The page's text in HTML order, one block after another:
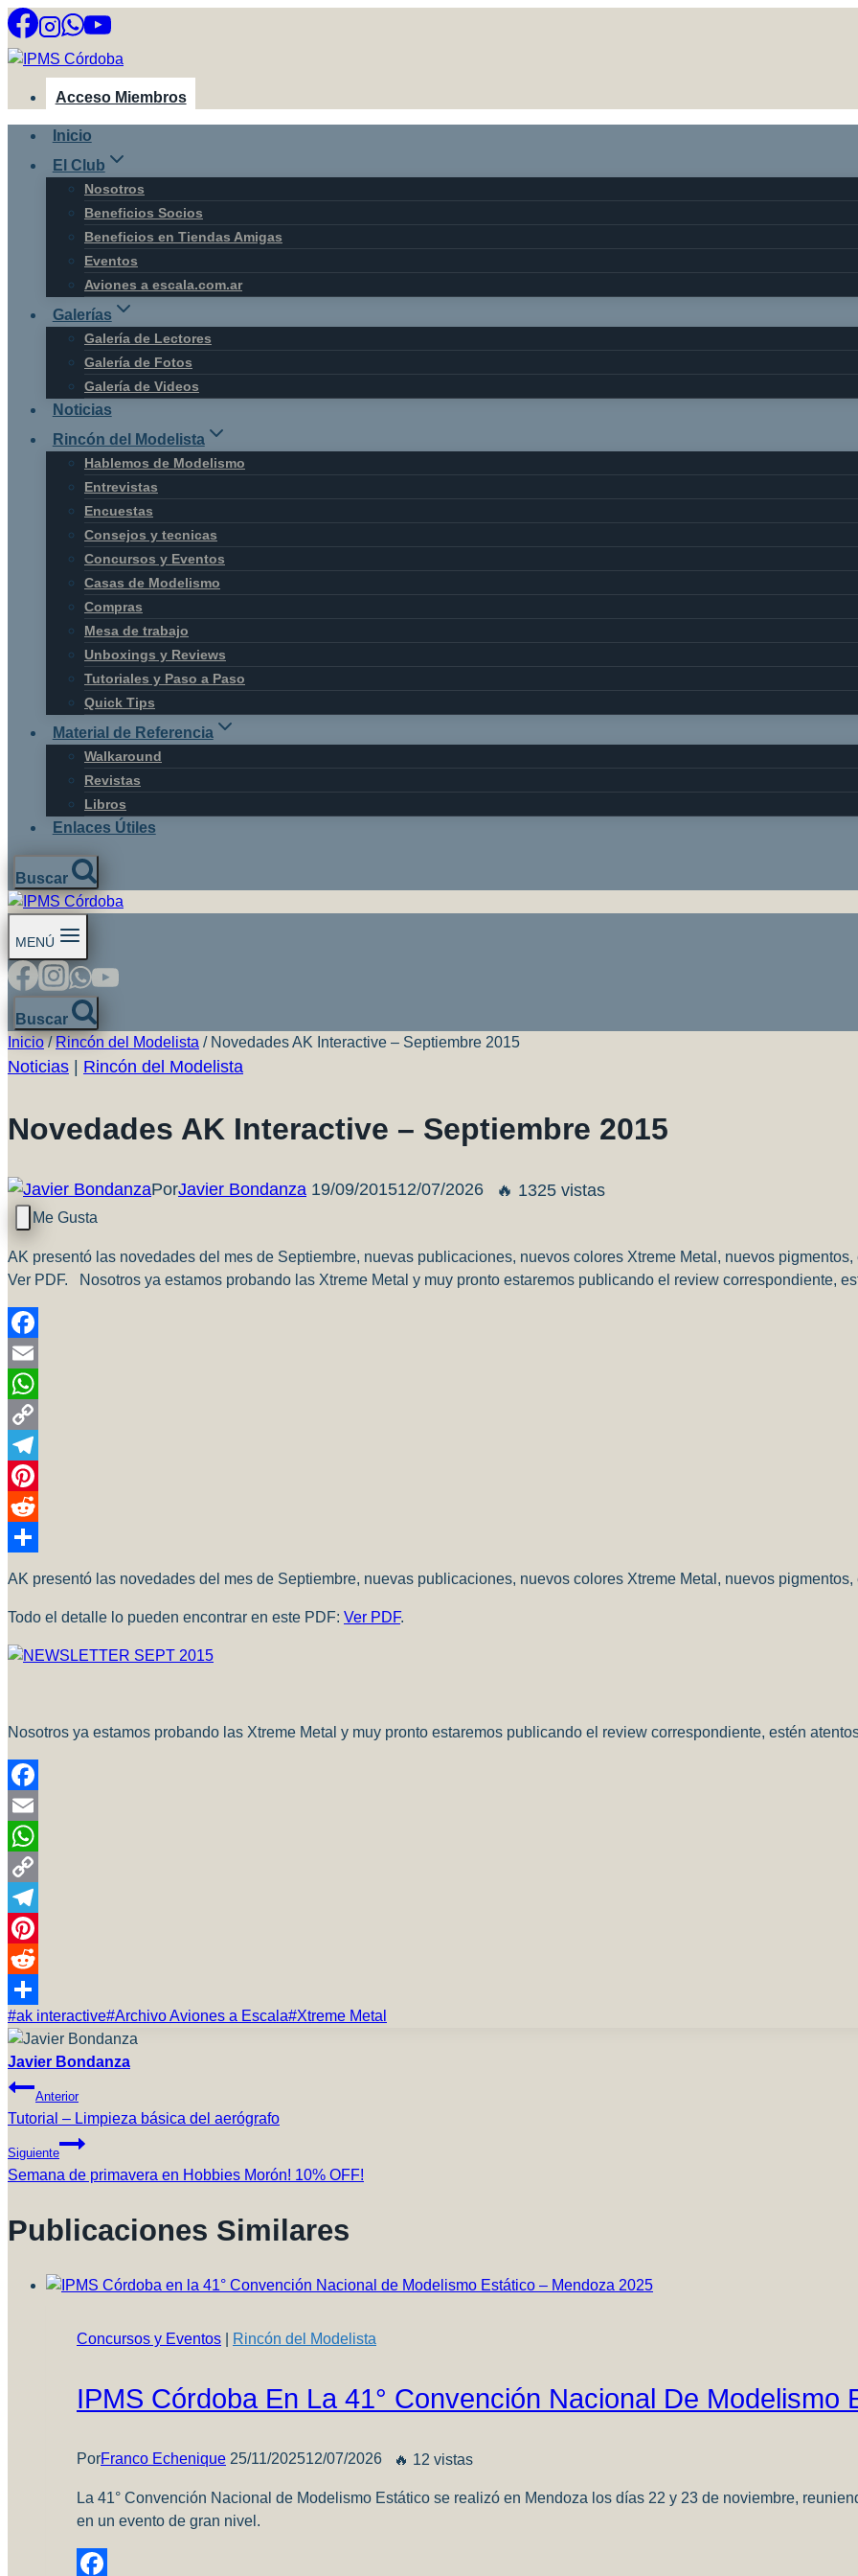
Saltar
al
contenido
Acceso Miembros
Inicio
El Club
Nosotros
Beneficios Socios
Beneficios en Tiendas Amigas
Eventos
Aviones a escala.com.ar
Galerías
Galería de Lectores
Galería de Fotos
Galería de Videos
Noticias
Rincón del Modelista
Hablemos de Modelismo
Entrevistas
Encuestas
Consejos y tecnicas
Concursos y Eventos
Casas de Modelismo
Compras
Mesa de trabajo
Unboxings y Reviews
Tutoriales y Paso a Paso
Quick Tips
Material de Referencia
Walkaround
Revistas
Libros
Enlaces Útiles
Buscar
MENÚ
Buscar
Inicio / Rincón del Modelista / Novedades AK Interactive – Septiembre 2015
Noticias Rincón del Modelista
Novedades AK Interactive – Septiembre 2015
PorJavier Bondanza 19/09/201512/07/2026 🔥 1325 vistas
AK presentó las novedades del mes de Septiembre, nuevas publicaciones, nuevos colores Xtreme Metal, nuevos
Ver PDF. Nosotros ya estamos probando las Xtreme Metal y muy pronto estaremos publicando el review correspondiente,
Facebook
Email
WhatsApp
Copy
Link
Telegram
Pinterest
Reddit
AK presentó las novedades del mes de Septiembre, nuevas publicaciones, nuevos colores Xtreme Metal, nuevos
Todo el detalle lo pueden encontrar en este PDF: Ver PDF.
Nosotros ya estamos probando las Xtreme Metal y muy pronto estaremos publicando el review correspondiente, estén
Facebook
Email
WhatsApp
Copy
Link
Telegram
Pinterest
Reddit
Compartir
Etiquetas
de
la
entrada:
#ak interactive#Archivo Aviones a Escala#Xtreme Metal
Javier Bondanza
Navegación
De
Entradas
Anterior
Tutorial – Limpieza básica del aerógrafo
Siguiente
Semana de primavera en Hobbies Morón! 10% OFF!
Publicaciones Similares
Concursos y Eventos Rincón del Modelista
IPMS Córdoba En La 41° Convención Nacional De Modelismo
PorFranco Echenique 25/11/202512/07/2026 🔥 12 vistas
La 41° Convención Nacional de Modelismo Estático se realizó en Mendoza los días 22 y 23 de noviembre,
en un evento de gran nivel.